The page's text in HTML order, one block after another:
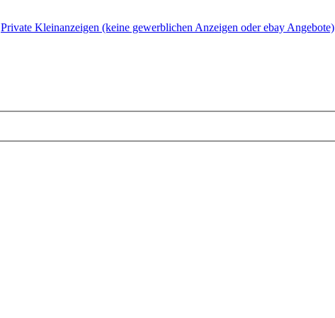
Private Kleinanzeigen (keine gewerblichen Anzeigen oder ebay Angebote)